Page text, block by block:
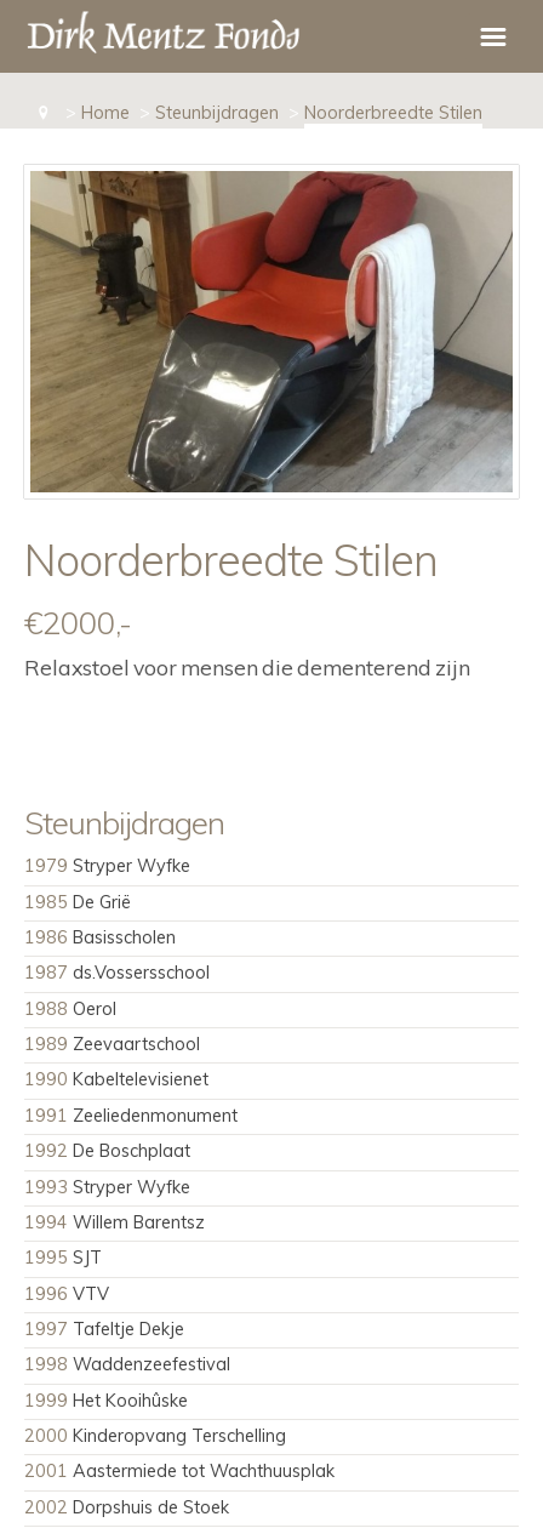
Het Fonds
Beleidsplan
Doelstelling
Bestuur
Beloningsbeleid
Financiële Verantwoording
Doneren
Giftenaftrek, eenmalige schenkingen
Testamentair schenken
Legaat
Erfstelling
Steunbijdragen
Nieuws
Statuten
> Home > Steunbijdragen > Noorderbreedte Stilen
Noorderbreedte Stilen
€2000,-
Relaxstoel voor mensen die dementerend zijn
Steunbijdragen
1979 Stryper Wyfke
1985 De Grië
1986 Basisscholen
1987 ds.Vossersschool
1988 Oerol
1989 Zeevaartschool
1990 Kabeltelevisienet
1991 Zeeliedenmonument
1992 De Boschplaat
1993 Stryper Wyfke
1994 Willem Barentsz
1995 SJT
1996 VTV
1997 Tafeltje Dekje
1998 Waddenzeefestival
1999 Het Kooihûske
2000 Kinderopvang Terschelling
2001 Aastermiede tot Wachthuusplak
2002 Dorpshuis de Stoek